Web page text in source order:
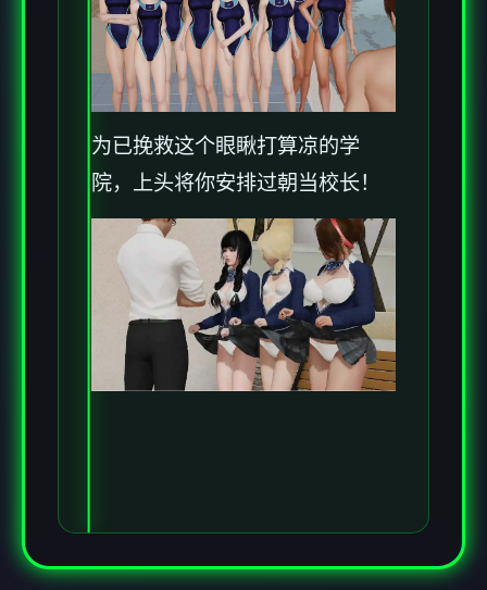
为已挽救这个眼瞅打算凉的学
院，上头将你安排过朝当校长！